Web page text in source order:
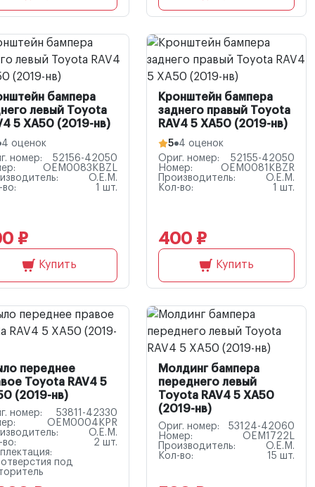
бампера
левый Toyota
5 XA50 (2019-нв)
4 оценок
номер:
52156-42050
OEM0083KBZL
O.E.M.
во:
1 шт.
₽
Купить
Кронштейн бампера
заднего правый Toyota
RAV4 5 XA50 (2019-нв)
5 4 оценок
Ориг. номер:
52155-42050
Номер:
OEM0081KBZR
Производитель:
O.E.M.
Кол-во:
1 шт.
400 ₽
Купить
переднее
Toyota RAV4 5
(2019-нв)
номер:
53811-42330
OEM0004KPR
O.E.M.
во:
2 шт.
под
Молдинг бампера
переднего левый
Toyota RAV4 5 XA50
(2019-нв)
Ориг. номер:
53124-42060
Номер:
OEM1722L
Производитель:
O.E.M.
Кол-во:
15 шт.